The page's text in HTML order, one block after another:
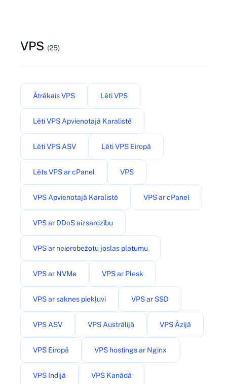
VPS (25)
Ātrākais VPS Lēti VPS
Lēti VPS Apvienotajā Karalistē
Lēti VPS ASV Lēti VPS Eiropā
Lēts VPS ar cPanel VPS
VPS Apvienotajā Karalistē VPS ar cPanel
VPS ar DDoS aizsardzību
VPS ar neierobežotu joslas platumu
VPS ar NVMe VPS ar Plesk
VPS ar saknes piekļuvi VPS ar SSD
VPS ASV VPS Austrālijā VPS Āzijā
VPS Eiropā VPS hostings ar Nginx
VPS Indijā VPS Kanādā